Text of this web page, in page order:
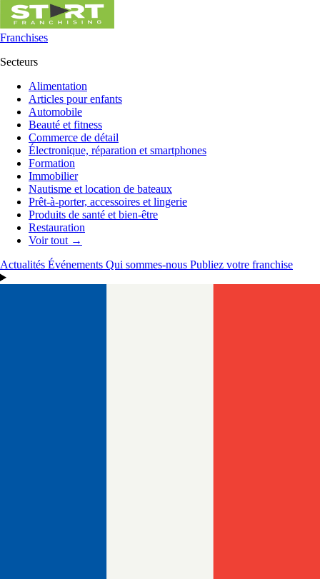
Franchises
Secteurs
Alimentation
Articles pour enfants
Automobile
Beauté et fitness
Commerce de détail
Électronique, réparation et smartphones
Formation
Immobilier
Nautisme et location de bateaux
Prêt-à-porter, accessoires et lingerie
Produits de santé et bien-être
Restauration
Voir tout →
Actualités Événements Qui sommes-nous Publiez votre franchise